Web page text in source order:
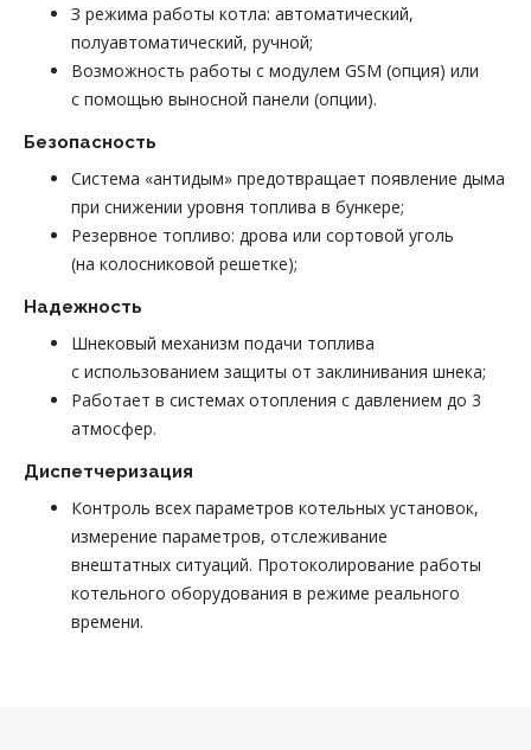
З режима работы котла: автоматический,
полуавтоматический, ручной;
Возможность работы с модулем GSM (опция) или
с помощью выносной панели (опции).
Безопасность
Система «антидым» предотвращает появление дыма
при снижении уровня топлива в бункере;
Резервное топливо: дрова или сортовой уголь
(на колосниковой решетке);
Надежность
Шнековый механизм подачи топлива
с использованием защиты от заклинивания шнека;
Работает в системах отопления с давлением до 3
атмосфер.
Диспетчеризация
Контроль всех параметров котельных установок,
измерение параметров, отслеживание
внештатных ситуаций. Протоколирование работы
котельного оборудования в режиме реального
времени.